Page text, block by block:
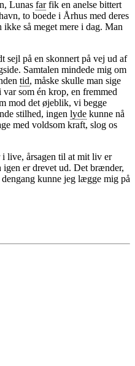
Lunas farfik en anelse bittert
to boede i Århus med deres
så meget mere i dag. Man
sejl på en skonnert på vej ud af
Samtalen mindede mig om
tid, måske skulle man sige
var som én krop, en fremmed
mod det øjeblik, vi begge
stilhed, ingen lyde kunne nå
med voldsom kraft, slog os
i live, årsagen til at mit liv er
er drevet ud. Det brænder,
kunne jeg lægge mig på